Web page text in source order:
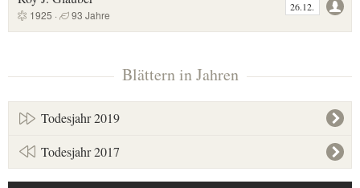
1925 · 93 Jahre
26.12.
Blättern in Jahren
Todesjahr 2019
Todesjahr 2017